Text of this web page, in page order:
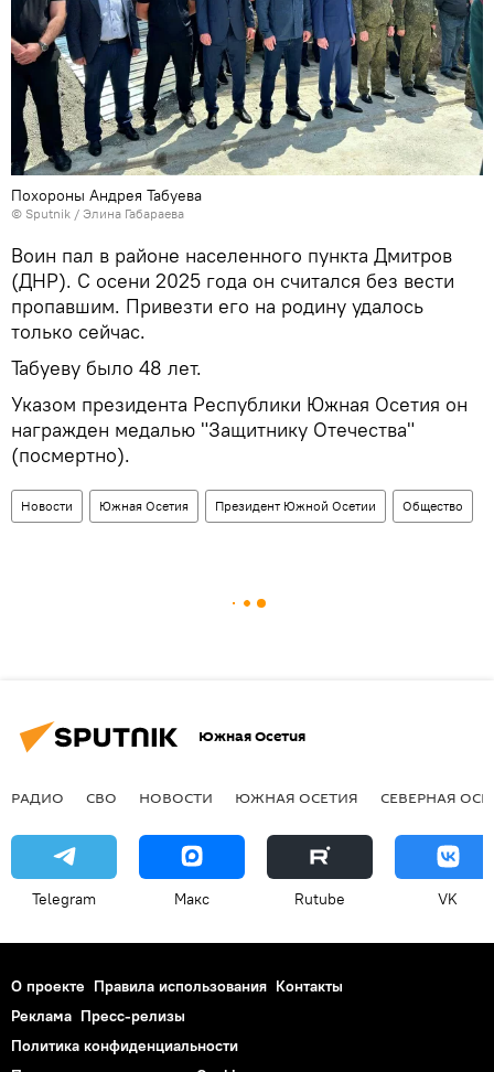
Похороны Андрея Табуева
© Sputnik / Элина Габараева
Воин пал в районе населенного пункта Дмитров
(ДНР). С осени 2025 года он считался без вести
пропавшим. Привезти его на родину удалось
только сейчас.
Табуеву было 48 лет.
Указом президента Республики Южная Осетия он
награжден медалью "Защитнику Отечества"
(посмертно).
Новости Южная Осетия Президент Южной Осетии Общество
Южная Осетия
РАДИО СВО НОВОСТИ ЮЖНАЯ ОСЕТИЯ СЕВЕРНАЯ
Telegram Макс Rutube VK
О проекте Правила использования Контакты
Реклама Пресс-релизы
Политика конфиденциальности